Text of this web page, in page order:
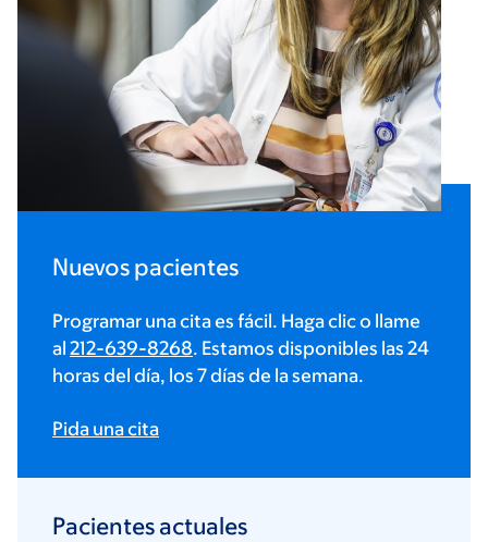
Nuevos pacientes
Programar una cita es fácil. Haga clic o llame
al 212-639-8268. Estamos disponibles las 24
horas del día, los 7 días de la semana.
Pida una cita
Pacientes actuales